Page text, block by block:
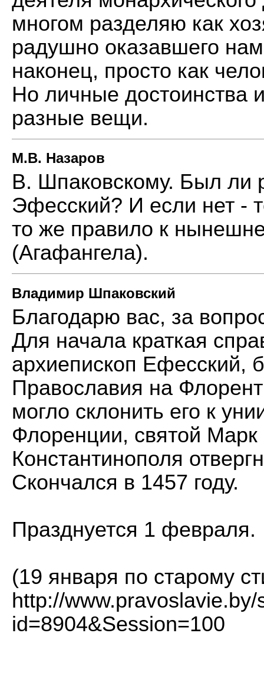
многом разделяю как
радушно оказавшего
наконец, просто как
Но личные достоинства
разные вещи.
М.В. Назаров
В. Шпаковскому. Был ли
Эфесский? И если нет -
то же правило к
(Агафангела).
Владимир Шпаковский
Благодарю вас, за
Для начала краткая
архиепископ Ефесский,
Православия на
могло склонить его к
Флоренции, святой
Константинополя
Скончался в 1457 году.
Празднуется 1 февраля.
(19 января по старому
http://
id=8904&Session=100